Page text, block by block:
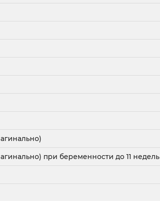
при беременности до 11 недель